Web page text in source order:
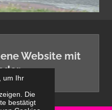
um Ihr
Die
bestätigt
Website mit